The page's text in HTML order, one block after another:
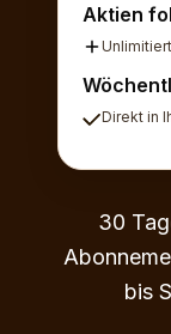
Aktien
Direkt in
30
bis